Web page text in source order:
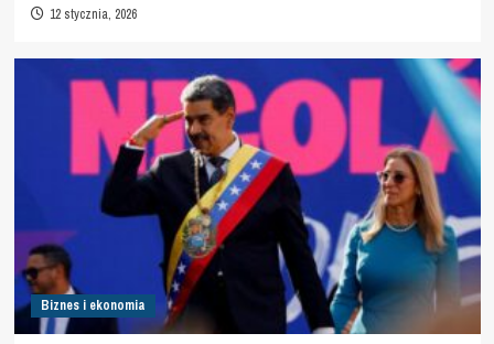
12 stycznia, 2026
Biznes i ekonomia